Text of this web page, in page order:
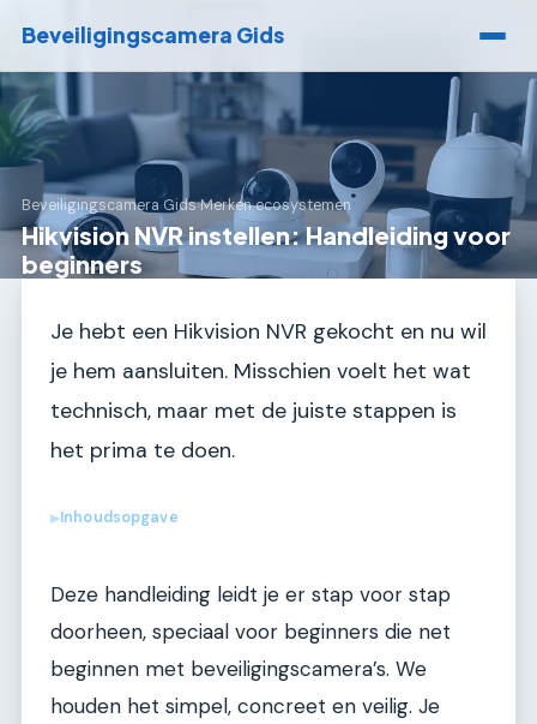
Beveiligingscamera Gids
Beveiligingscamera Gids›Merken ecosystemen
Hikvision NVR instellen: Handleiding voor
beginners
Je hebt een Hikvision NVR gekocht en nu wil
je hem aansluiten. Misschien voelt het wat
technisch, maar met de juiste stappen is
het prima te doen.
▶Inhoudsopgave
Deze handleiding leidt je er stap voor stap
doorheen, speciaal voor beginners die net
beginnen met beveiligingscamera’s. We
houden het simpel, concreet en veilig. Je